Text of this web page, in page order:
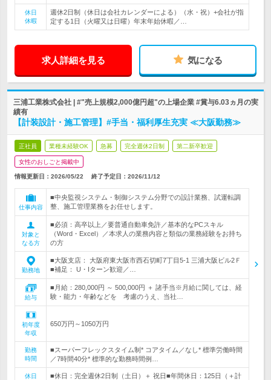
休日
休暇
週休2日制（休日は会社カレンダーによる）（水・祝）+会社が指
定する1日（火曜又は日曜）年末年始休暇／…
求人詳細を見る 気になる
三浦工業株式会社 | #"売上規模2,000億円超"の上場企業 #賞与6.03ヵ月の実
績有
【計装設計・施工管理】#手当・福利厚生充実 ≪大阪勤務≫
正社員 業種未経験OK 急募 完全週休2日制 第二新卒歓迎
女性のおしごと掲載中
情報更新日：2026/05/22 終了予定日： 2026/11/12
仕事内容
■中央監視システム・制御システム分野での設計業務、試運転調
整、施工管理業務をお任せします。
対象と
なる方
■必須：高卒以上／要普通自動車免許／基本的なPCスキル
（Word・Excel）／本求人の業務内容と類似の業務経験をお持ち
の方
勤務地
■大阪支店： 大阪府東大阪市西石切町7丁目5-1 三浦大阪ビル2Ｆ
■補足： U・Iターン歓迎／…
給与
■月給：280,000円 ～ 500,000円 ＋ 諸手当※月給に関しては、経
験・能力・年齢などを 考慮のうえ、当社…
初年度
年収
650万円～1050万円
勤務
時間
■スーパーフレックスタイム制* コアタイム／なし* 標準労働時間
／7時間40分* 標準的な勤務時間例…
休日
■休日：完全週休2日制（土日）＋ 祝日■年間休日：125日（＋計